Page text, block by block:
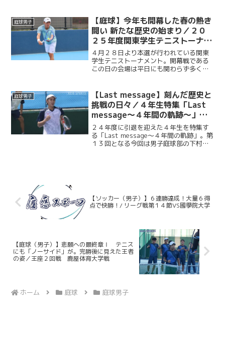
シングルス決勝は、菅谷の１セットダウ
ンからスタート。それでも...
庭球男子
【庭球】今年も開幕した春の熱き
闘い 新たな歴史の始まり／２０
２５年度関東学生テニストーナメ
ント
４月２８日より本選が行われている関東
学生テニストーナメント。開幕戦である
この日の会場は平日にも関わらず多くの
感じさせるも、そんな天気とは対照的に
熱気と歓喜にあふれる有明...
庭球男子
【Last message】刻んだ歴史と
挑戦の日々／４年生特集「Last
message～４年間の軌跡～」
No.13・下村亮太朗（庭球部男
子）
２４年度に引退を迎えた４年生を特集す
る「Last message～４年間の軌跡」。第
１３回となる今回は男子庭球部の下村亮
【ソッカー（男子）】６連勝達成！大量６得
点で快勝！/ リーグ戦第１４節VS國學院大学
【庭球（男子）】悲願への最終章Ⅰ テニス
にも「ノーサイド」が。完勝後に見えた王者
の姿／王座２回戦 鹿屋体育大学戦
ホーム 庭球 庭球男子